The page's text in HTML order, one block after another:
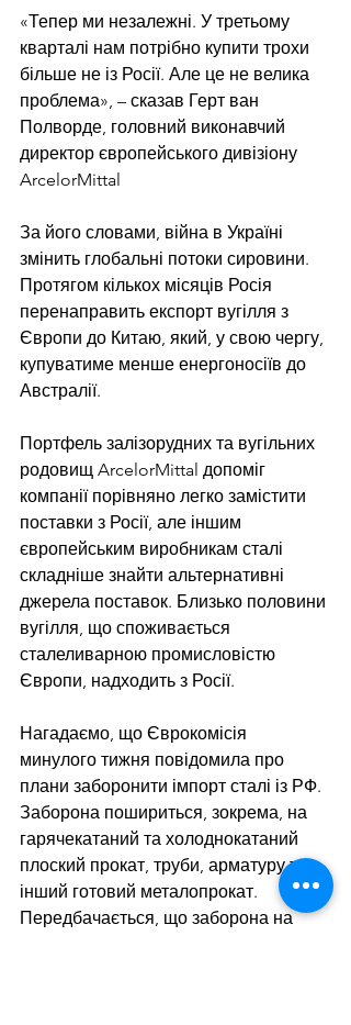
«Тепер ми незалежні. У третьому
кварталі нам потрібно купити трохи
більше не із Росії. Але це не велика
проблема», – сказав Герт ван
Полворде, головний виконавчий
директор європейського дивізіону
ArcelorMittal
За його словами, війна в Україні
змінить глобальні потоки сировини.
Протягом кількох місяців Росія
перенаправить експорт вугілля з
Європи до Китаю, який, у свою чергу,
купуватиме менше енергоносіїв до
Австралії.
Портфель залізорудних та вугільних
родовищ ArcelorMittal допоміг
компанії порівняно легко замістити
поставки з Росії, але іншим
європейським виробникам сталі
складніше знайти альтернативні
джерела поставок. Близько половини
вугілля, що споживається
сталеливарною промисловістю
Європи, надходить з Росії.
Нагадаємо, що Єврокомісія
минулого тижня повідомила про
плани заборонити імпорт сталі із РФ.
Заборона пошириться, зокрема, на
гарячекатаний та холоднокатаний
плоский прокат, труби, арматуру та
інший готовий металопрокат.
Передбачається, що заборона на